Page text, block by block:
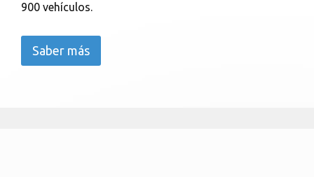
900 vehículos.
Saber más